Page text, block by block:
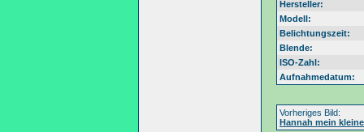
Hersteller:
Modell:
Belichtungszeit:
Blende:
ISO-Zahl:
Aufnahmedatum:
Vorheriges Bild:
Hannah mein